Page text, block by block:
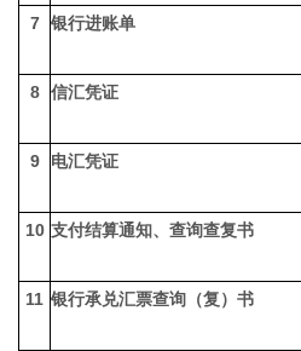
7 银行进账单
8 信汇凭证
9
电汇凭证
10 支付结算通知、查询查复书
11 银行承兑汇票查询（复）书